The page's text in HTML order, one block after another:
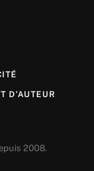
D’AUTEUR
2008.